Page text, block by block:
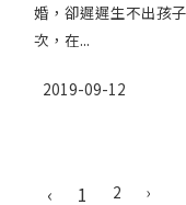
婚，卻遲遲生不出孩
次，在...
2019-09-12
‹ 1 2 ›